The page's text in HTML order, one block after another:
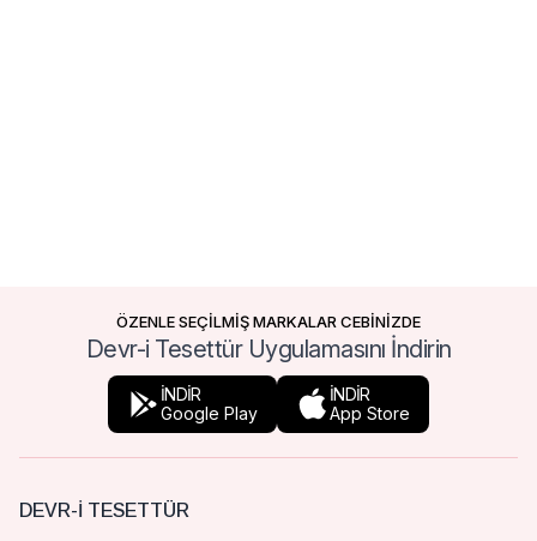
ÖZENLE SEÇİLMİŞ MARKALAR CEBİNİZDE
Devr-i Tesettür Uygulamasını İndirin
İNDİR
Google Play
İNDİR
App Store
DEVR-I TESETTÜR